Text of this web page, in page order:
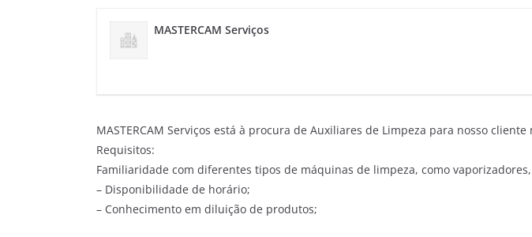
MASTERCAM Serviços
MASTERCAM Serviços está à procura de Auxiliares de Limpeza para nosso cliente
Requisitos:
Familiaridade com diferentes tipos de máquinas de limpeza, como
– Disponibilidade de horário;
– Conhecimento em diluição de produtos;